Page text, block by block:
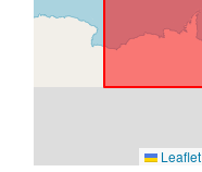
Leaflet